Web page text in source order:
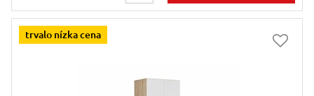
trvalo nízka cena